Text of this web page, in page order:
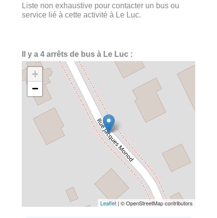
Liste non exhaustive pour contacter un bus ou
service lié à cette activité à Le Luc.
Il y a 4 arrêts de bus à Le Luc :
+
−
Leaflet | © OpenStreetMap contributors